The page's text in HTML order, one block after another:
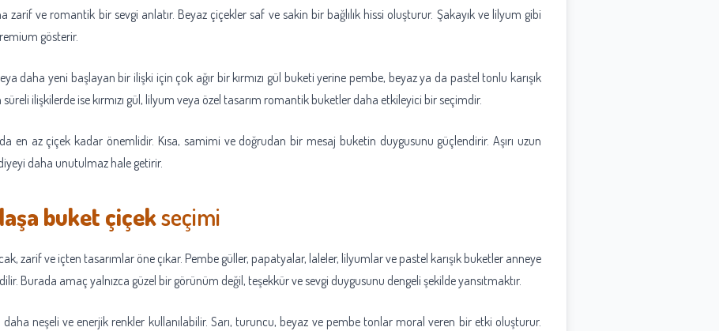
zarif ve romantik bir sevgi anlatır. Beyaz çiçekler saf ve sakin bir bağlılık hissi oluşturur. Şakayık ve lilyum gibi
gösterir.
daha yeni başlayan bir ilişki için çok ağır bir kırmızı gül buketi yerine pembe, beyaz ya da pastel tonlu karışık
ilişkilerde ise kırmızı gül, lilyum veya özel tasarım romantik buketler daha etkileyici bir seçimdir.
en az çiçek kadar önemlidir. Kısa, samimi ve doğrudan bir mesaj buketin duygusunu güçlendirir. Aşırı uzun
daha unutulmaz hale getirir.
buket çiçekseçimi
zarif ve içten tasarımlar öne çıkar. Pembe güller, papatyalar, laleler, lilyumlar ve pastel karışık buketler anneye
Burada amaç yalnızca güzel bir görünüm değil, teşekkür ve sevgi duygusunu dengeli şekilde yansıtmaktır.
neşeli ve enerjik renkler kullanılabilir. Sarı, turuncu, beyaz ve pembe tonlar moral veren bir etki oluşturur.